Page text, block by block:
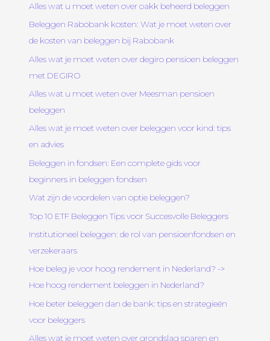
Alles wat u moet weten over oakk beheerd beleggen
Beleggen Rabobank kosten: Wat je moet weten over
de kosten van beleggen bij Rabobank
Alles wat je moet weten over degiro pensioen beleggen
met DEGIRO
Alles wat u moet weten over Meesman pensioen
beleggen
Alles wat je moet weten over beleggen voor kind: tips
en advies
Beleggen in fondsen: Een complete gids voor
beginners in beleggen fondsen
Wat zijn de voordelen van optie beleggen?
Top 10 ETF Beleggen Tips voor Succesvolle Beleggers
Institutioneel beleggen: de rol van pensioenfondsen en
verzekeraars
Hoe beleg je voor hoog rendement in Nederland? ->
Hoe hoog rendement beleggen in Nederland?
Hoe beter beleggen dan de bank: tips en strategieën
voor beleggers
Alles wat je moet weten over grondslag sparen en